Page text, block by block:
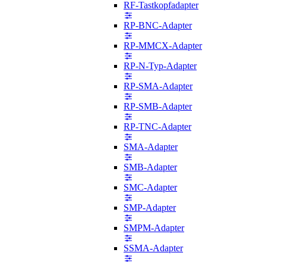
RF-Tastkopfadapter
RP-BNC-Adapter
RP-MMCX-Adapter
RP-N-Typ-Adapter
RP-SMA-Adapter
RP-SMB-Adapter
RP-TNC-Adapter
SMA-Adapter
SMB-Adapter
SMC-Adapter
SMP-Adapter
SMPM-Adapter
SSMA-Adapter